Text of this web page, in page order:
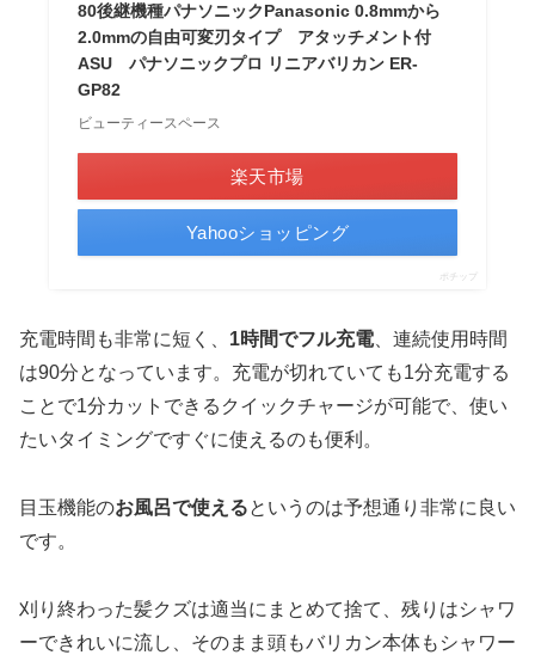
80後継機種パナソニックPanasonic 0.8mmから
2.0mmの自由可変刃タイプ アタッチメント付
ASU パナソニックプロ リニアバリカン ER-
GP82
ビューティースペース
楽天市場
Yahooショッピング
ポチップ
充電時間も非常に短く、 1時間でフル充電、連続使用時間
は90分となっています。充電が切れていても1分充電する
ことで1分カットできるクイックチャージが可能で、使い
たいタイミングですぐに使えるのも便利。
目玉機能のお風呂で使えるというのは予想通り非常に良い
です。
刈り終わった髪クズは適当にまとめて捨て、残りはシャワ
ーできれいに流し、そのまま頭もバリカン本体もシャワー